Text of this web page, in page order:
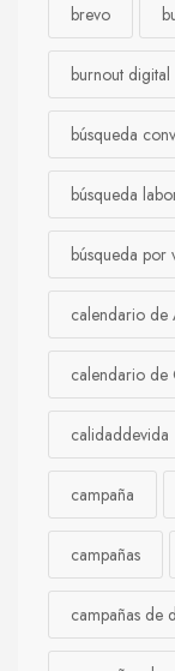
brevo
burnout digital
búsqueda
búsqueda
búsqueda por
calendario de
calendario
calidaddevida
campaña
campañas
campañas de